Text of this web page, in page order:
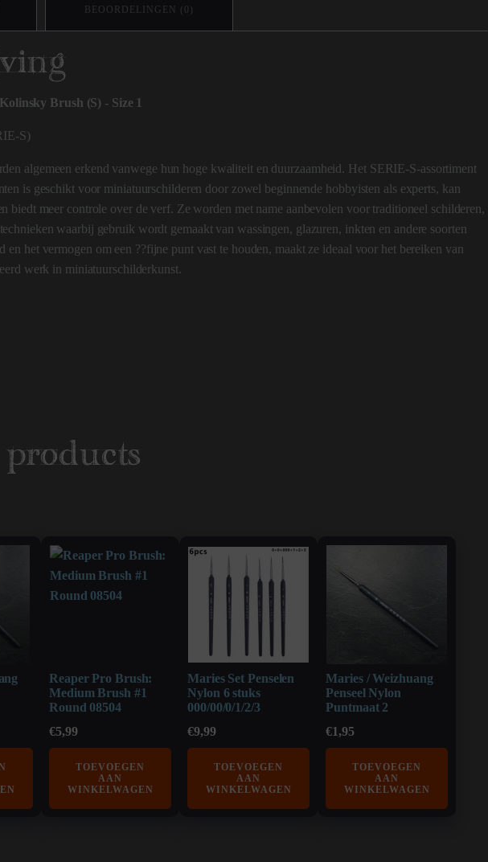
BEOORDELINGEN (0)
Brush (S) - Size 1
S)
algemeen erkend vanwege hun hoge kwaliteit en duurzaamheid. Het SERIE-S-assortiment
is geschikt voor miniatuurschilderen door zowel beginnende hobbyisten als experts, kan
biedt meer controle over de verf. Ze worden met name aanbevolen voor traditioneel schilderen,
waarbij gebruik wordt gemaakt van wassingen, glazuren, inkten en andere soorten
het vermogen om een ??fijne punt vast te houden, maakt ze ideaal voor het bereiken van
werk in miniatuurschilderkunst.
Reaper Pro Brush:
Medium Brush #1
Round 08504
€5,99
TOEVOEGEN
AAN
WINKELWAGEN
Maries Set Penselen
Nylon 6 stuks
000/00/0/1/2/3
€9,99
TOEVOEGEN
AAN
WINKELWAGEN
Maries / Weizhuang
Penseel Nylon
Puntmaat 2
€1,95
TOEVOEGEN
AAN
WINKELWAGEN